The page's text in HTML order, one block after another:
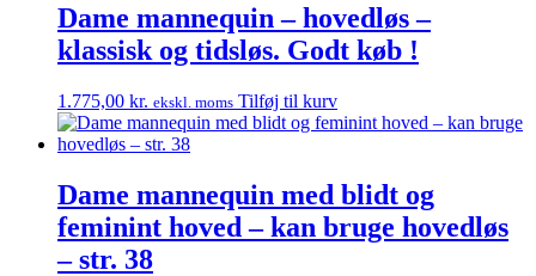
Dame mannequin – hovedløs –
klassisk og tidsløs. Godt køb !
1.775,00 kr. ekskl. moms Tilføj til kurv
Dame mannequin med blidt og
feminint hoved – kan bruge hovedløs
– str. 38